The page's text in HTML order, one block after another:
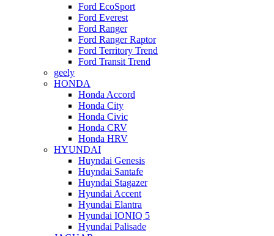
Ford EcoSport
Ford Everest
Ford Ranger
Ford Ranger Raptor
Ford Territory Trend
Ford Transit Trend
geely
HONDA
Honda Accord
Honda City
Honda Civic
Honda CRV
Honda HRV
HYUNDAI
Huyndai Genesis
Huyndai Santafe
Huyndai Stagazer
Hyundai Accent
Hyundai Elantra
Hyundai IONIQ 5
Hyundai Palisade